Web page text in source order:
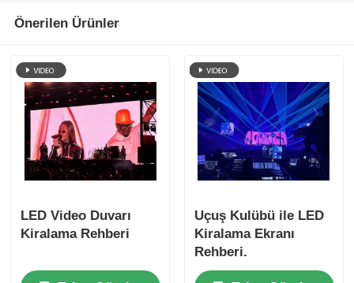
Önerilen Ürünler
LED Video Duvarı
Kiralama Rehberi
Uçuş Kulübü ile LED
Kiralama Ekranı
Rehberi.